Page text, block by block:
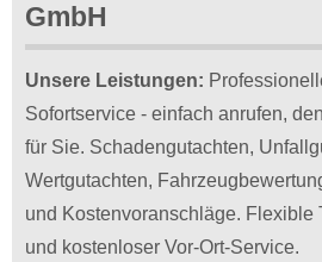
GmbH
Unsere Leistungen:
Sofortservice - einfach anrufen,
für Sie. Schadengutachten,
Wertgutachten,
und Kostenvoranschläge. Flexible
und kostenloser Vor-Ort-Service.